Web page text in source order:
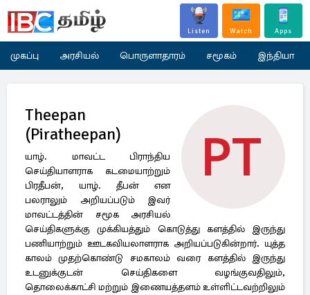
Listen Watch Apps
முகப்பு அரசியல் பொருளாதாரம் சமூகம் இந்தியா
Theepan
(Piratheepan)
யாழ். மாவட்ட பிராந்திய
செய்தியாளராக கடமையாற்றும்
பிரதீபன், யாழ். தீபன் என
பலராலும் அறியப்படும் இவர்
மாவட்டத்தின் சமூக அரசியல்
செய்திகளுக்கு முக்கியத்தும் கொடுத்து களத்தில் இருந்து
பணியாற்றும் ஊடகவியலாளராக அறியப்படுகின்றார். யுத்த
காலம் முதற்கொண்டு சமகாலம் வரை களத்தில் இருந்து
உடனுக்குடன் செய்திகளை வழங்குவதிலும்,
தொலைக்காட்சி மற்றும் இணையத்தளம் உள்ளிட்டவற்றிலும்